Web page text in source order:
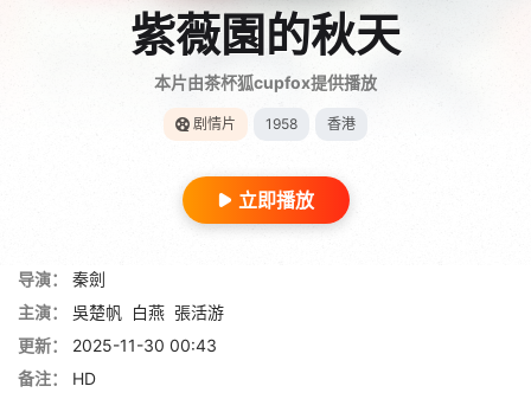
紫薇園的秋天
本片由茶杯狐cupfox提供播放
剧情片 1958 香港
立即播放
导演：
秦劍
主演：
吳楚帆 白燕 張活游
更新：
2025-11-30 00:43
备注：
HD